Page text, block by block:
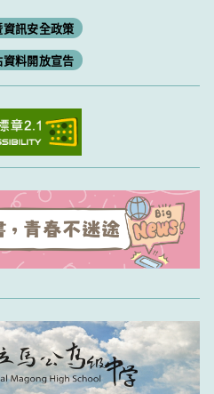
資訊安全政策
料開放宣告